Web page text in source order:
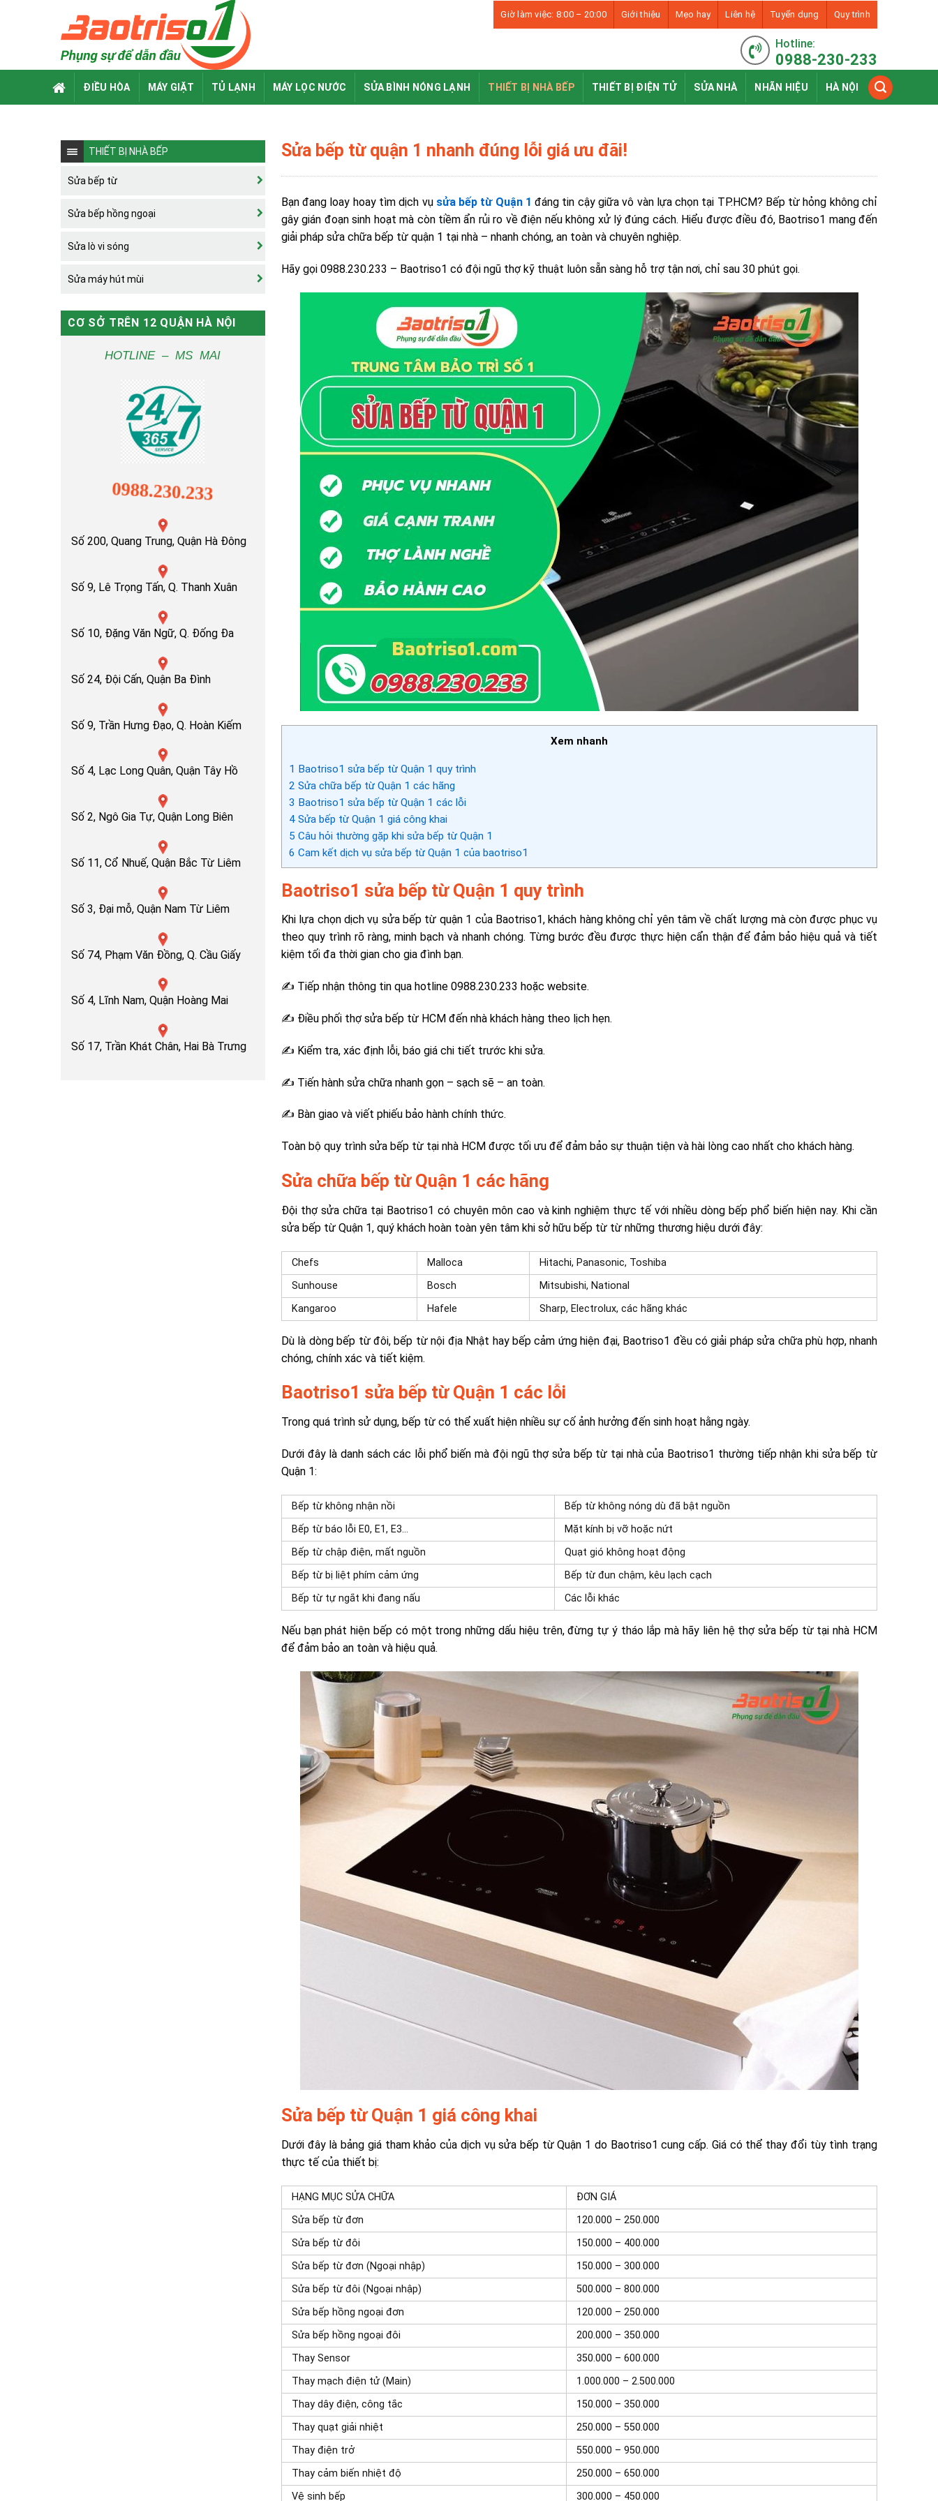
Giờ làm việc: 8:00 – 20:00 Giới thiệu Mẹo hay Liên hệ Tuyển dụng Quy trình
Hotline:
0988-230-233
ĐIỀU HÒA MÁY GIẶT TỦ LẠNH MÁY LỌC NƯỚC SỬA BÌNH NÓNG LẠNH THIẾT BỊ NHÀ BẾP THIẾT BỊ ĐIỆN TỬ SỬA NHÀ NHÃN HIỆU HÀ NỘI
THIẾT BỊ NHÀ BẾP
Sửa bếp từ
Sửa bếp hồng ngoại
Sửa lò vi sóng
Sửa máy hút mùi
CƠ SỞ TRÊN 12 QUẬN HÀ NỘI
HOTLINE – MS MAI
0988.230.233
Số 200, Quang Trung, Quận Hà Đông
Số 9, Lê Trọng Tấn, Q. Thanh Xuân
Số 10, Đặng Văn Ngữ, Q. Đống Đa
Số 24, Đội Cấn, Quận Ba Đình
Số 9, Trần Hưng Đạo, Q. Hoàn Kiếm
Số 4, Lạc Long Quân, Quận Tây Hồ
Số 2, Ngô Gia Tự, Quận Long Biên
Số 11, Cổ Nhuế, Quận Bắc Từ Liêm
Số 3, Đại mỗ, Quận Nam Từ Liêm
Số 74, Phạm Văn Đồng, Q. Cầu Giấy
Số 4, Lĩnh Nam, Quận Hoàng Mai
Số 17, Trần Khát Chân, Hai Bà Trưng
Sửa bếp từ quận 1 nhanh đúng lỗi giá ưu đãi!
Bạn đang loay hoay tìm dịch vụ sửa bếp từ Quận 1 đáng tin cậy giữa vô vàn lựa chọn tại TP.HCM? Bếp từ hỏng không chỉ
gây gián đoạn sinh hoạt mà còn tiềm ẩn rủi ro về điện nếu không xử lý đúng cách. Hiểu được điều đó, Baotriso1 mang đến
giải pháp sửa chữa bếp từ quận 1 tại nhà – nhanh chóng, an toàn và chuyên nghiệp.
Hãy gọi 0988.230.233 – Baotriso1 có đội ngũ thợ kỹ thuật luôn sẵn sàng hỗ trợ tận nơi, chỉ sau 30 phút gọi.
Xem nhanh
1 Baotriso1 sửa bếp từ Quận 1 quy trình
2 Sửa chữa bếp từ Quận 1 các hãng
3 Baotriso1 sửa bếp từ Quận 1 các lỗi
4Sửa bếp từ Quận 1 giá công khai
5 Câu hỏi thường gặp khi sửa bếp từ Quận 1
6 Cam kết dịch vụ sửa bếp từ Quận 1 của baotriso1
Baotriso1 sửa bếp từ Quận 1 quy trình
Khi lựa chọn dịch vụ sửa bếp từ quận 1 của Baotriso1, khách hàng không chỉ yên tâm về chất lượng mà còn được phục vụ
theo quy trình rõ ràng, minh bạch và nhanh chóng. Từng bước đều được thực hiện cẩn thận để đảm bảo hiệu quả và tiết
kiệm tối đa thời gian cho gia đình bạn.
✍ Tiếp nhận thông tin qua hotline 0988.230.233 hoặc website.
✍ Điều phối thợ sửa bếp từ HCM đến nhà khách hàng theo lịch hẹn.
✍ Kiểm tra, xác định lỗi, báo giá chi tiết trước khi sửa.
✍ Tiến hành sửa chữa nhanh gọn – sạch sẽ – an toàn.
✍ Bàn giao và viết phiếu bảo hành chính thức.
Toàn bộ quy trình sửa bếp từ tại nhà HCM được tối ưu để đảm bảo sự thuận tiện và hài lòng cao nhất cho khách hàng.
Sửa chữa bếp từ Quận 1 các hãng
Đội thợ sửa chữa tại Baotriso1 có chuyên môn cao và kinh nghiệm thực tế với nhiều dòng bếp phổ biến hiện nay. Khi cần
sửa bếp từ Quận 1, quý khách hoàn toàn yên tâm khi sở hữu bếp từ từ những thương hiệu dưới đây:
Chefs Malloca
Hitachi, Panasonic, Toshiba
Sunhouse
Bosch
Mitsubishi, National
Kangaroo
Hafele Sharp, Electrolux, các hãng khác
Dù là dòng bếp từ đôi, bếp từ nội địa Nhật hay bếp cảm ứng hiện đại, Baotriso1 đều có giải pháp sửa chữa phù hợp, nhanh
chóng, chính xác và tiết kiệm.
Baotriso1 sửa bếp từ Quận 1 các lỗi
Trong quá trình sử dụng, bếp từ có thể xuất hiện nhiều sự cố ảnh hưởng đến sinh hoạt hằng ngày.
Dưới đây là danh sách các lỗi phổ biến mà đội ngũ thợ sửa bếp từ tại nhà của Baotriso1 thường tiếp nhận khi sửa bếp từ
Quận 1:
Bếp từ không nhận nồi
Bếp từ không nóng dù đã bật nguồn
Bếp từ báo lỗi E0, E1, E3…
Mặt kính bị vỡ hoặc nứt
Bếp từ chập điện, mất nguồn
Quạt gió không hoạt động
Bếp từ bị liệt phím cảm ứng
Bếp từ đun chậm, kêu lạch cạch
Bếp từ tự ngắt khi đang nấu
Các lỗi khác
Nếu bạn phát hiện bếp có một trong những dấu hiệu trên, đừng tự ý tháo lắp mà hãy liên hệ thợ sửa bếp từ tại nhà HCM
để đảm bảo an toàn và hiệu quả.
Sửa bếp từ Quận 1 giá công khai
Dưới đây là bảng giá tham khảo của dịch vụ sửa bếp từ Quận 1 do Baotriso1 cung cấp. Giá có thể thay đổi tùy tình trạng
thực tế của thiết bị:
HẠNG MỤC SỬA CHỮA
ĐƠN GIÁ
Sửa bếp từ đơn
120.000 – 250.000
Sửa bếp từ đôi
150.000 – 400.000
Sửa bếp từ đơn (Ngoại nhập)
150.000 – 300.000
Sửa bếp từ đôi (Ngoại nhập)
500.000 – 800.000
Sửa bếp hồng ngoại đơn
120.000 – 250.000
Sửa bếp hồng ngoại đôi
200.000 – 350.000
Thay Sensor
350.000 – 600.000
Thay mạch điện tử (Main)
1.000.000 – 2.500.000
Thay dây điện, công tắc
150.000 – 350.000
Thay quạt giải nhiệt
250.000 – 550.000
Thay điện trở
550.000 – 950.000
Thay cảm biến nhiệt độ
250.000 – 650.000
Vệ sinh bếp
300.000 – 450.000